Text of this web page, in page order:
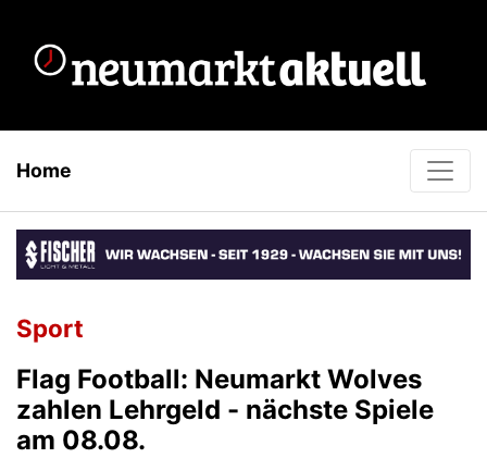
Home
Sport
Flag Football: Neumarkt Wolves
zahlen Lehrgeld - nächste Spiele
am 08.08.